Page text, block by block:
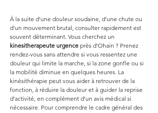
À la suite d’une douleur soudaine, d’une chute ou
d’un mouvement brutal, consulter rapidement est
souvent déterminant. Vous cherchez un
kinesitherapeute urgence près d’Ohain ? Prenez
rendez-vous sans attendre si vous ressentez une
douleur qui limite la marche, si la zone gonfle ou si
la mobilité diminue en quelques heures. La
kinésithérapie peut vous aider à retrouver de la
fonction, à réduire la douleur et à guider la reprise
d’activité, en complément d’un avis médical si
nécessaire. Pour comprendre le cadre général des